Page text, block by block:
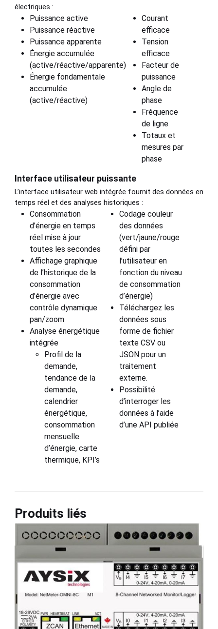
électriques :
Puissance active
Puissance réactive
Puissance apparente
Énergie accumulée
(active/réactive/apparente)
Énergie fondamentale
accumulée
(active/réactive)
Courant
efficace
Tension
efficace
Facteur de
puissance
Angle de
phase
Fréquence
de ligne
Totaux et
mesures par
phase
Interface utilisateur puissante
L’interface utilisateur web intégrée fournit des données en
temps réel et des analyses historiques :
Consommation
d’énergie en temps
réel mise à jour
toutes les secondes
Affichage graphique
de l’historique de la
consommation
d’énergie avec
contrôle dynamique
pan/zoom
Analyse énergétique
intégrée
Profil de la
demande,
tendance de la
demande,
calendrier
énergétique,
consommation
mensuelle
d’énergie, carte
thermique, KPI’s
Codage couleur
des données
(vert/jaune/rouge
défini par
l’utilisateur en
fonction du niveau
de consommation
d’énergie)
Téléchargez les
données sous
forme de fichier
texte CSV ou
JSON pour un
traitement
externe.
Possibilité
d’interroger les
données à l’aide
d’une API publiée
Produits liés